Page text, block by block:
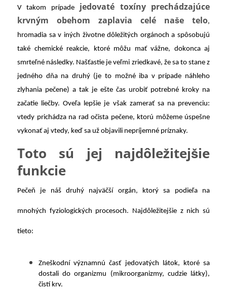
V takom prípadejedovaté toxíny prechádzajúce
krvným obehom zaplavia celé naše telo,
hromadia sa v iných životne dôležitých orgánoch a spôsobujú
také chemické reakcie, ktoré môžu mať vážne, dokonca aj
smrteľné následky. Našťastie je veľmi zriedkavé, že sa to stane z
jedného dňa na druhý (je to možné iba v prípade náhleho
zlyhania pečene) a tak je ešte čas urobiť potrebné kroky na
začatie liečby. Oveľa lepšie je však zamerať sa na prevenciu:
vtedy prichádza na rad očista pečene, ktorú môžeme úspešne
vykonať aj vtedy, keď sa už objavili nepríjemné príznaky.
Toto sú jej najdôležitejšie
funkcie
Pečeň je náš druhý najväčší orgán, ktorý sa podieľa na
mnohých fyziologických procesoch. Najdôležitejšie z nich sú
tieto:
Zneškodní významnú časť jedovatých látok, ktoré sa
dostali do organizmu (mikroorganizmy, cudzie látky),
čistí krv.